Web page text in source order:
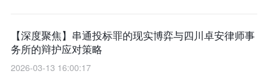
【深度聚焦】串通投标罪的现实博弈与四川卓安律师事
务所的辩护应对策略
2026-03-13 16:00:17